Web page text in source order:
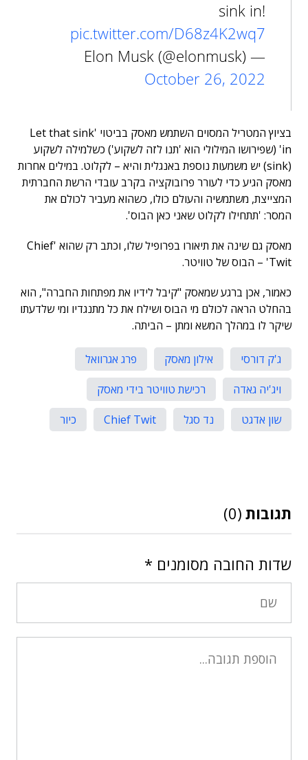
sink in!
pic.twitter.com/D68z4K2wq7
— Elon Musk (@elonmusk)
October 26, 2022
בציוץ המטריל המסוים השתמש מאסק בביטוי 'Let that sink
in' (שפירושו המילולי הוא 'תנו לזה לשקוע') כשלמילה לשקוע
(sink) יש משמעות נוספת באנגלית והיא – לקלוט. במילים אחרות
מאסק הגיע כדי לעורר פרובוקציה בקרב עובדי הרשת החברתית
המצייצת, משתמשיה והעולם כולו, כשהוא מעביר לכולם את
המסר: 'תתחילו לקלוט שאני כאן הבוס'.
מאסק גם שינה את תיאורו בפרופיל שלו, וכתב רק שהוא 'Chief
Twit' – הבוס של טוויטר.
כאמור, אכן ברגע שמאסק "קיבל לידיו את מפתחות החברה", הוא
בהחלט הראה לכולם מי הבוס ושילח את כל מתנגדיו ומי שלדעתו
שיקר לו במהלך המשא ומתן – הביתה.
ג'ק דורסי אילון מאסק
פרג אגרוואל
ויג'יה גאדה
רכישת טוויטר בידי מאסק
שון אדגט
נד סגל Chief Twit כיור
תגובות (0)
שדות החובה מסומנים *